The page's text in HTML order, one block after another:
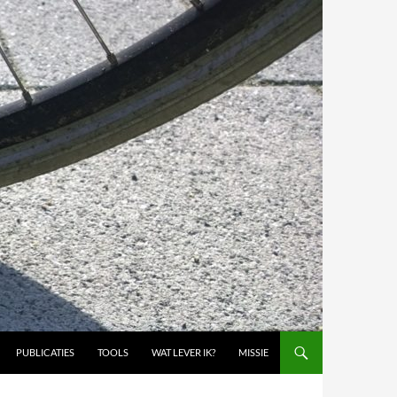
PUBLICATIES TOOLS WAT LEVER IK? MISSIE